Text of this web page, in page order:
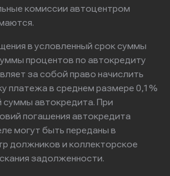
комиссии автоцентром
в условленный срок суммы
процентов по автокредиту
за собой право начислить
платежа в среднем размере 0,1%
суммы автокредита. При
погашения автокредита
могут быть переданы в
должников и коллекторское
задолженности.